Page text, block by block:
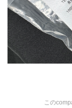
この